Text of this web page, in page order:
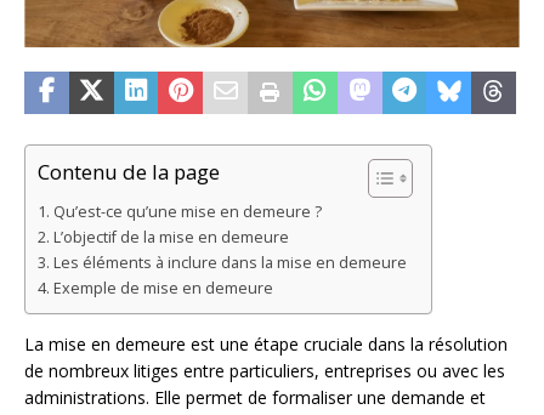
Contenu de la page
Qu’est-ce qu’une mise en demeure ?
L’objectif de la mise en demeure
Les éléments à inclure dans la mise en demeure
Exemple de mise en demeure
La mise en demeure est une étape cruciale dans la résolution
de nombreux litiges entre particuliers, entreprises ou avec les
administrations. Elle permet de formaliser une demande et